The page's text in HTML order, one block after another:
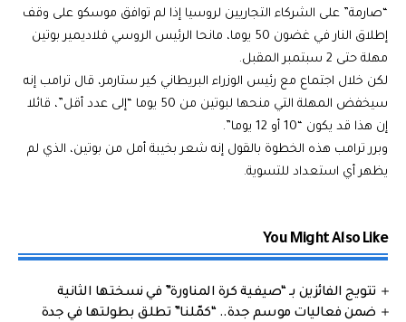
“صارمة” على الشركاء التجاريين لروسيا إذا لم توافق موسكو على وقف
إطلاق النار في غضون 50 يوما، مانحا الرئيس الروسي فلاديمير بوتين
مهلة حتى 2 سبتمبر المقبل.
لكن خلال اجتماع مع رئيس الوزراء البريطاني كير ستارمر، قال ترامب إنه
سيخفض المهلة التي منحها لبوتين من 50 يوما “إلى عدد أقل”، قائلا
إن هذا قد يكون “10 أو 12 يوما”.
وبرر ترامب هذه الخطوة بالقول إنه شعر بخيبة أمل من بوتين، الذي لم
يظهر أي استعداد للتسوية.
You Might Also Like
تتويج الفائزين بـ “صيفية كرة المناورة” في نسختها الثانية
ضمن فعاليات موسم جدة.. “كمّلنا” تطلق بطولتها في جدة